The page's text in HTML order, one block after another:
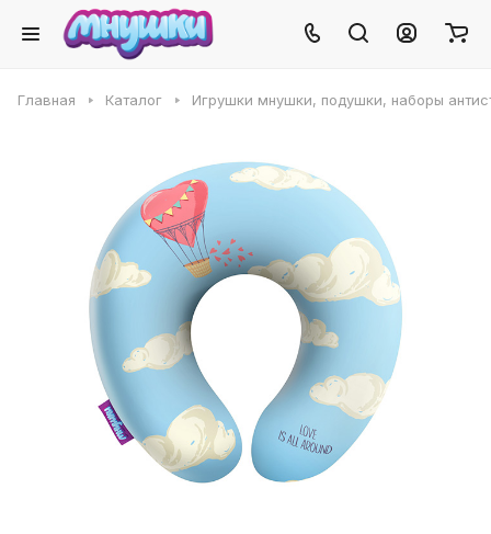
Главная Каталог Игрушки мнушки, подушки, наборы